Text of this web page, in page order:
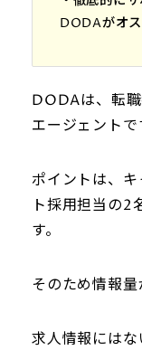
DODAがオス
DODAは、転
エージェントで
ポイントは、
ト採用担当の2
す。
そのため情報量
求人情報には